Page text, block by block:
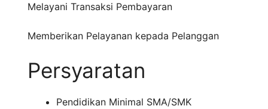
Melayani Transaksi Pembayaran
Memberikan Pelayanan kepada Pelanggan
Persyaratan
Pendidikan Minimal SMA/SMK